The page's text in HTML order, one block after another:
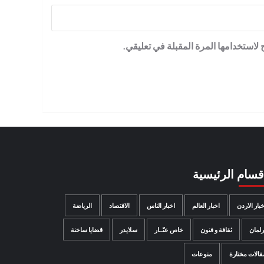
المرة المقبلة في تعليقي.
الرئيسية
الاردن اخبار العالم اخبار الناس الاقتصاد الرياضة
ثقافة و فنون خاص عنّــار سلايدر قضايا ساخنة
مختارة منوعات